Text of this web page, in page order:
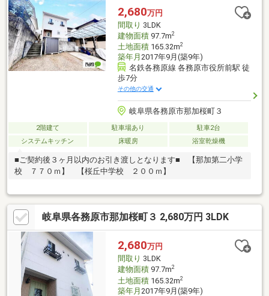
◎／
2,680万円
間取り 3LDK
建物面積97.7m2
土地面積165.32m2
築年月 2017年9月(築9年)
名鉄各務原線 各務原市役所前駅 徒
歩7分
その他の交通
岐阜県各務原市那加桜町３
2階建て 駐車場あり
駐車2台
システムキッチン
床暖房 浴室乾燥機
■ご契約後３ヶ月以内のお引き渡しとなります■ 【那加第二小学
校 ７７０ｍ】 【桜丘中学校 ２００ｍ】
岐阜県各務原市那加桜町３ 2,680万円 3LDK
2,680万円
間取り 3LDK
建物面積97.7m2
土地面積165.32m2
築年月 2017年9月(築9年)